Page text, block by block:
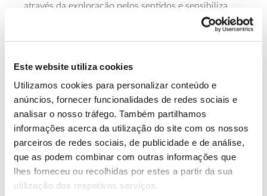
Este website utiliza cookies
Utilizamos cookies para personalizar conteúdo e
anúncios, fornecer funcionalidades de redes sociais e
analisar o nosso tráfego. Também partilhamos
informações acerca da utilização do site com os nossos
parceiros de redes sociais, de publicidade e de análise,
que as podem combinar com outras informações que
lhes forneceu ou recolhidas por estes a partir da sua
utilização dos respetivos serviços.
através da exploração pelos sentidos e sensibiliza
para a defesa e valorização do património natural,
dando a conhecer os ecossistemas da Quinta do
tem um custo de 5 euros e requer inscrição.
Saiba mais
13.07.2026
Genoma do priolo e de outras espécies em risco:
conhecer para conservar